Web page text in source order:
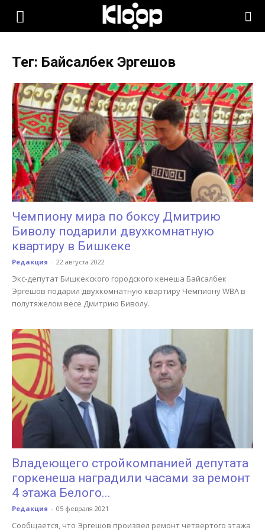
KLOOP.KG
Новости
Кыргызстана
Тег: Байсалбек Эргешов
Чемпиону мира по боксу Дмитрию
Биволу подарили двухкомнатную
квартиру в Бишкеке
Редакция - 22 августа 2022
Экс-депутат Бишкекского городского кенеша Байсалбек
Эргешов подарил двухкомнатную квартиру Чемпиону WBA в
полутяжелом весе Дмитрию Биволу.
Владеющего стройкомпанией депутата
горкенеша наградили часами за ремонт
4 этажа Белого...
Редакция - 05 февраля 2021
Сообщается, что Эргешов произвел ремонт четвертого этажа